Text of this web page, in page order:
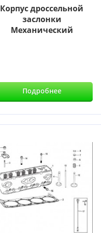
Корпус дроссельной
заслонки
Механический
Подробнее